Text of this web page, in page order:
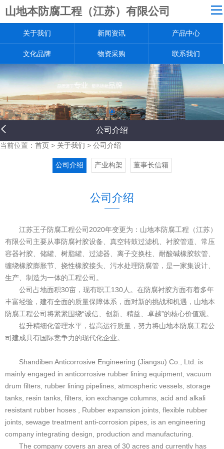
山地本防腐工程（江苏）有限公司
网站导航
关于我们
新闻资讯
产品中心
物资采购
返回首页
关于我们 新闻资讯 产品中心
文化品牌 物资采购 联系我们
公司介绍
当前位置： 首页 > 关于我们 > 公司介绍
公司介绍 产业构架 董事长信箱
公司介绍
江苏王子防腐工程公司2020年变更为：山地本防腐工程（江苏）
有限公司主要从事防腐衬胶设备、真空转鼓过滤机、衬胶管道、常压
容器衬胶、储罐、树脂罐、过滤器、离子交换柱、耐酸碱橡胶软管、
缠绕橡胶膨胀节、挠性橡胶接头
污水处理防腐管，是一家集设计、
生产、制造为一体的工程公司。
公司占地面积30亩，现有职工130人。在防腐衬胶方面有着多年
丰富经验，建有全面的质量保障体系，面对新的挑战和机遇，山地本
防腐工程公司将紧紧围绕“诚信、创新、精益、卓越”的核心价值观。
提升精细化管理水平，提高运行质量，努力将山地本防腐工程公
司建成具有国际竞争力的现代化企业。
Shandiben Anticorrosive Engineering (Jiangsu) Co., Ltd. is
mainly engaged in anticorrosive rubber lining equipment, vacuum
drum filters, rubber lining pipelines, atmospheric vessels, storage
tanks, resin tanks, filters, ion exchange columns, acid and alkali
resistant rubber hoses , Rubber expansion joints, flexible rubber
joints, sewage treatment anti-corrosion pipes, is an engineering
company integrating design, production and manufacturing.
The company covers an area of 30 acres and currently has